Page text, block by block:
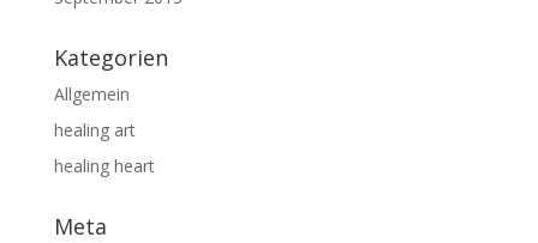
Kategorien
Allgemein
healing art
healing heart
Meta